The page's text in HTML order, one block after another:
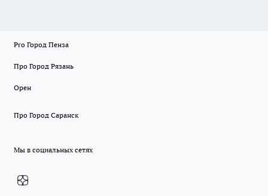
Pro Город Пенза
Про Город Рязань
Орен
Про Город Саранск
Мы в социальных сетях